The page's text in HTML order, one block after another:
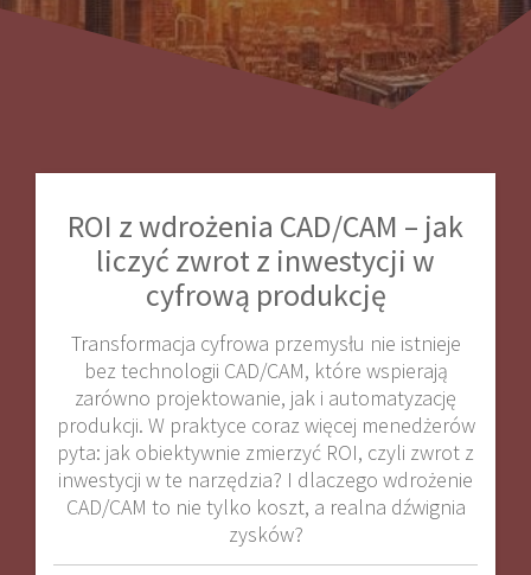
ROI z wdrożenia CAD/CAM – jak
liczyć zwrot z inwestycji w
cyfrową produkcję
Transformacja cyfrowa przemysłu nie istnieje
bez technologii CAD/CAM, które wspierają
zarówno projektowanie, jak i automatyzację
produkcji. W praktyce coraz więcej menedżerów
pyta: jak obiektywnie zmierzyć ROI, czyli zwrot z
inwestycji w te narzędzia? I dlaczego wdrożenie
CAD/CAM to nie tylko koszt, a realna dźwignia
zysków?